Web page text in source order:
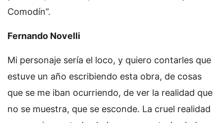
Comodín”.
Fernando Novelli
Mi personaje sería el loco, y quiero contarles que
estuve un año escribiendo esta obra, de cosas
que se me iban ocurriendo, de ver la realidad que
no se muestra, que se esconde. La cruel realidad